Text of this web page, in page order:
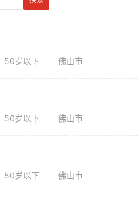
50岁以下 佛山市
50岁以下 佛山市
50岁以下 佛山市